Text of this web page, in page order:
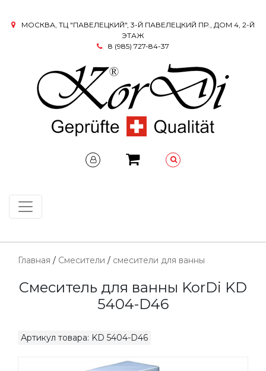
МОСКВА, ТЦ "ПАВЕЛЕЦКИЙ", 3-Й ПАВЕЛЕЦКИЙ ПР., ДОМ 4, 2-Й
ЭТАЖ
8 (985) 727-84-37
Главная / Смесители / смесители для ванны
Смеситель для ванны KorDi KD
5404-D46
Артикул товара: KD 5404-D46